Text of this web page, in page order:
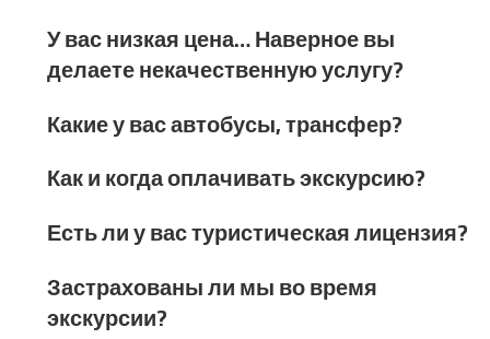
У вас низкая цена… Наверное вы
делаете некачественную услугу?
Какие у вас автобусы, трансфер?
Как и когда оплачивать экскурсию?
Есть ли у вас туристическая лицензия?
Застрахованы ли мы во время
экскурсии?